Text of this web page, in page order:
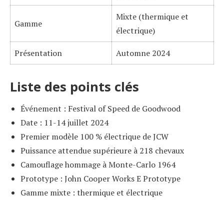
Gamme
Mixte (thermique et
électrique)
Présentation Automne 2024
Liste des points clés
Événement : Festival of Speed de Goodwood
Date : 11-14 juillet 2024
Premier modèle 100 % électrique de JCW
Puissance attendue supérieure à 218 chevaux
Camouflage hommage à Monte-Carlo 1964
Prototype : John Cooper Works E Prototype
Gamme mixte : thermique et électrique